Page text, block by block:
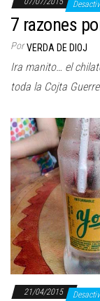
7 razones
Por VERDA DE DIOJ
Ira manito… el
toda la Cojta
21/04/2015